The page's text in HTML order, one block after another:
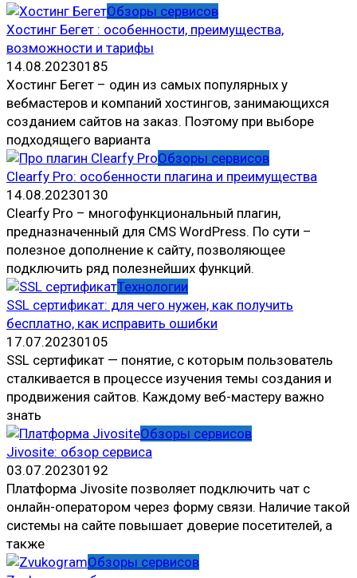
Обзоры сервисов
Хостинг Бегет : особенности, преимущества,
возможности и тарифы
14.08.20230185
Хостинг Бегет – один из самых популярных у
вебмастеров и компаний хостингов, занимающихся
созданием сайтов на заказ. Поэтому при выборе
подходящего варианта
Обзоры сервисов
Clearfy Pro: особенности плагина и преимущества
14.08.20230130
Clearfy Pro – многофункциональный плагин,
предназначенный для CMS WordPress. По сути –
полезное дополнение к сайту, позволяющее
подключить ряд полезнейших функций.
Технологии
SSL сертификат: для чего нужен, как получить
бесплатно, как исправить ошибки
17.07.20230105
SSL сертификат — понятие, с которым пользователь
сталкивается в процессе изучения темы создания и
продвижения сайтов. Каждому веб-мастеру важно
знать
Обзоры сервисов
Jivosite: обзор сервиса
03.07.20230192
Платформа Jivosite позволяет подключить чат с
онлайн-оператором через форму связи. Наличие такой
системы на сайте повышает доверие посетителей, а
также
Обзоры сервисов